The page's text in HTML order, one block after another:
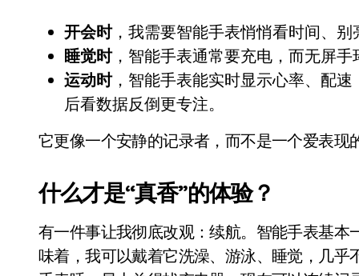
耳机低音像白开水？90%的人第一步
复古玩家狂喜：Anbernic第三次复刻
Xbox 360 游戏终于要登 PC，光盘
净利润暴跌7.7%，苏泊尔开始靠“擦
开会时，我需要智能手表悄悄看时间、
睡觉时，智能手表通常要充电，而无屏
运动时，智能手表能实时显示心率、配
后看数据反倒更专注。
它更像一个安静的记录者，而不是一个爱表现
什么才是“真香”的体验？
有一件事让我彻底改观：续航。智能手表基
味着，我可以戴着它洗澡、游泳、睡觉，几